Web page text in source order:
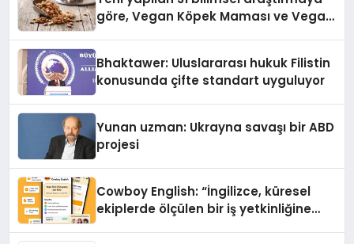
göre, Vegan Köpek Maması ve Vegan
Bhaktawer: Uluslararası hukuk Filistin
konusunda çifte standart uyguluyor
Yunan uzman: Ukrayna savaşı bir ABD
projesi
Cowboy English: “İngilizce, küresel
ekiplerde ölçülen bir iş yetkinliğine